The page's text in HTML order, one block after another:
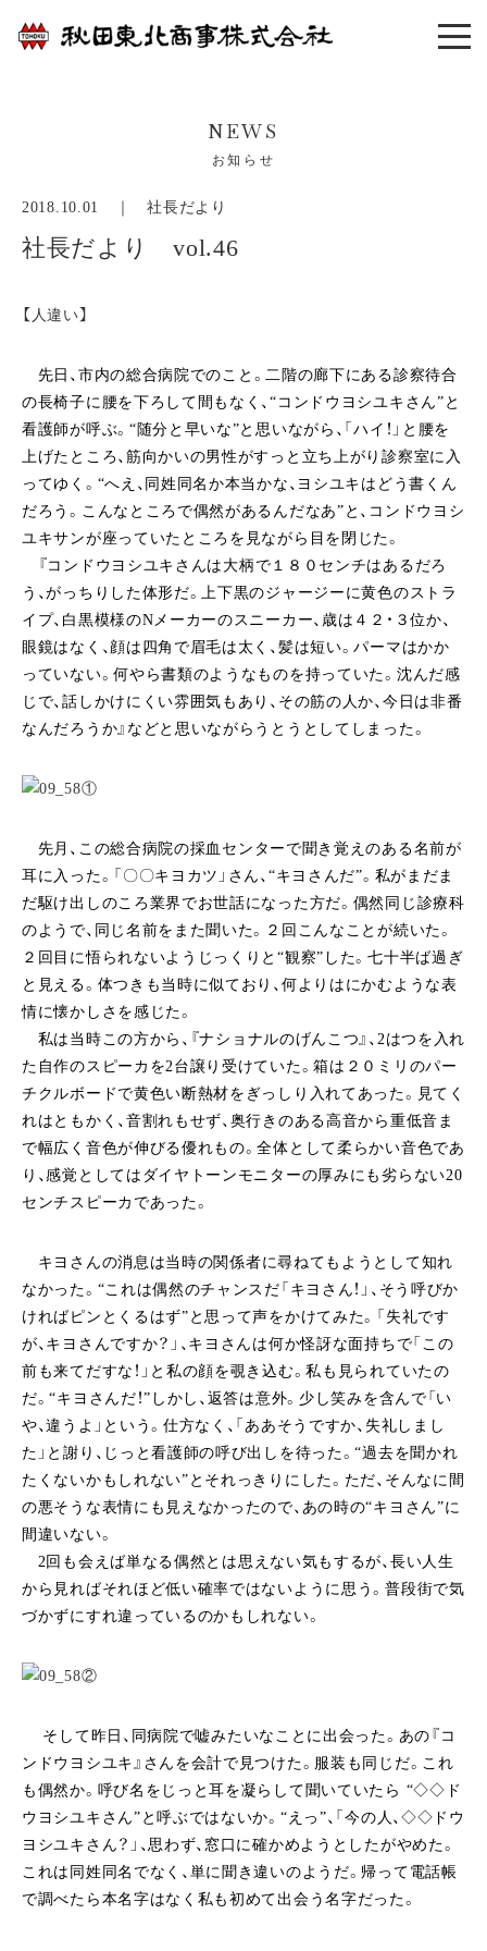
NEWS
お知らせ
2018.10.01 ｜社長だより
社長だより vol.46
【人違い】
先日、市内の総合病院でのこと。二階の廊下にある診察待合
の長椅子に腰を下ろして間もなく、“コンドウヨシユキさん”と
看護師が呼ぶ。“随分と早いな”と思いながら、「ハイ！」と腰を
上げたところ、筋向かいの男性がすっと立ち上がり診察室に入
ってゆく。“へえ、同姓同名か本当かな、ヨシユキはどう書くん
だろう。こんなところで偶然があるんだなあ”と、コンドウヨシ
ユキサンが座っていたところを見ながら目を閉じた。
『コンドウヨシユキさんは大柄で１８０センチはあるだろ
う、がっちりした体形だ。上下黒のジャージーに黄色のストラ
イプ、白黒模様のNメーカーのスニーカー、歳は４２・３位か、
眼鏡はなく、顔は四角で眉毛は太く、髪は短い。パーマはかか
っていない。何やら書類のようなものを持っていた。沈んだ感
じで、話しかけにくい雰囲気もあり、その筋の人か、今日は非番
なんだろうか』などと思いながらうとうとしてしまった。
先月、この総合病院の採血センターで聞き覚えのある名前が
耳に入った。「〇〇キヨカツ」さん、“キヨさんだ”。私がまだま
だ駆け出しのころ業界でお世話になった方だ。偶然同じ診療科
のようで、同じ名前をまた聞いた。２回こんなことが続いた。
２回目に悟られないようじっくりと“観察”した。七十半ば過ぎ
と見える。体つきも当時に似ており、何よりはにかむような表
情に懐かしさを感じた。
私は当時この方から、『ナショナルのげんこつ』、2はつを入れ
た自作のスピーカを2台譲り受けていた。箱は２０ミリのパー
チクルボードで黄色い断熱材をぎっしり入れてあった。見てく
れはともかく、音割れもせず、奥行きのある高音から重低音ま
で幅広く音色が伸びる優れもの。全体として柔らかい音色であ
り、感覚としてはダイヤトーンモニターの厚みにも劣らない20
センチスピーカであった。
キヨさんの消息は当時の関係者に尋ねてもようとして知れ
なかった。“これは偶然のチャンスだ「キヨさん！」、そう呼びか
ければピンとくるはず”と思って声をかけてみた。「失礼です
が、キヨさんですか？」、キヨさんは何か怪訝な面持ちで「この
前も来てだすな！」と私の顔を覗き込む。私も見られていたの
だ。“キヨさんだ！”しかし、返答は意外。少し笑みを含んで「い
や、違うよ」という。仕方なく、「ああそうですか、失礼しまし
た」と謝り、じっと看護師の呼び出しを待った。“過去を聞かれ
たくないかもしれない”とそれっきりにした。ただ、そんなに間
の悪そうな表情にも見えなかったので、あの時の“キヨさん”に
間違いない。
2回も会えば単なる偶然とは思えない気もするが、長い人生
から見ればそれほど低い確率ではないように思う。普段街で気
づかずにすれ違っているのかもしれない。
そして昨日、同病院で嘘みたいなことに出会った。あの『コ
ンドウヨシユキ』さんを会計で見つけた。服装も同じだ。これ
も偶然か。呼び名をじっと耳を凝らして聞いていたら “◇◇ド
ウヨシユキさん”と呼ぶではないか。“えっ”、「今の人、◇◇ドウ
ヨシユキさん？」、思わず、窓口に確かめようとしたがやめた。
これは同姓同名でなく、単に聞き違いのようだ。帰って電話帳
で調べたら本名字はなく私も初めて出会う名字だった。